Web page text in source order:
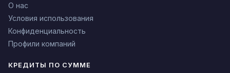
О нас
Условия использования
Конфиденциальность
Профили компаний
КРЕДИТЫ ПО СУММЕ